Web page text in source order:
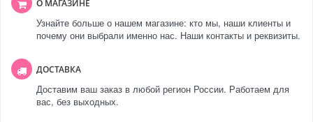
О МАГАЗИНЕ
Узнайте больше о нашем магазине: кто мы, наши клиенты и
почему они выбрали именно нас. Наши контакты и реквизиты.
ДОСТАВКА
Доставим ваш заказ в любой регион России. Работаем для
вас, без выходных.